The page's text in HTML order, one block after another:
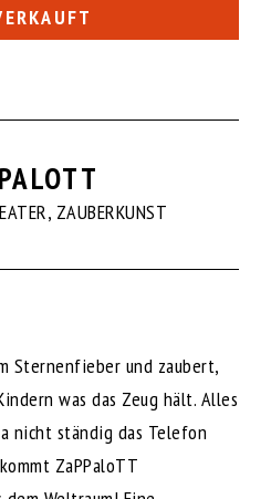
ZAUBERKUNST
Sternenfieber und zaubert,
was das Zeug hält. Alles
nicht ständig das Telefon
ZaPPaloTT